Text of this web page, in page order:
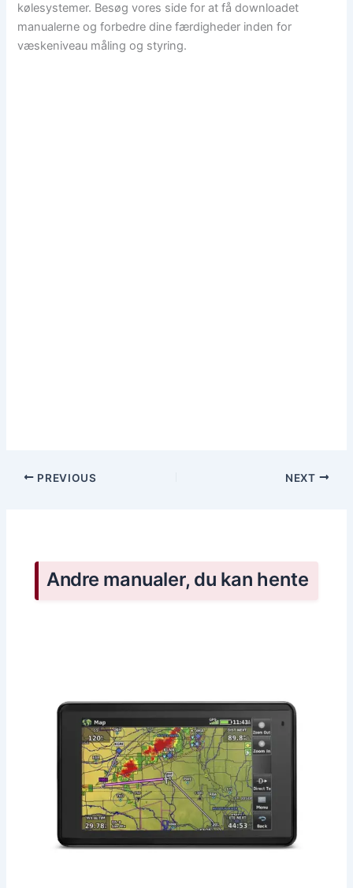
kølesystemer. Besøg vores side for at få downloadet
manualerne og forbedre dine færdigheder inden for
væskeniveau måling og styring.
PREVIOUS NEXT
Andre manualer, du kan hente